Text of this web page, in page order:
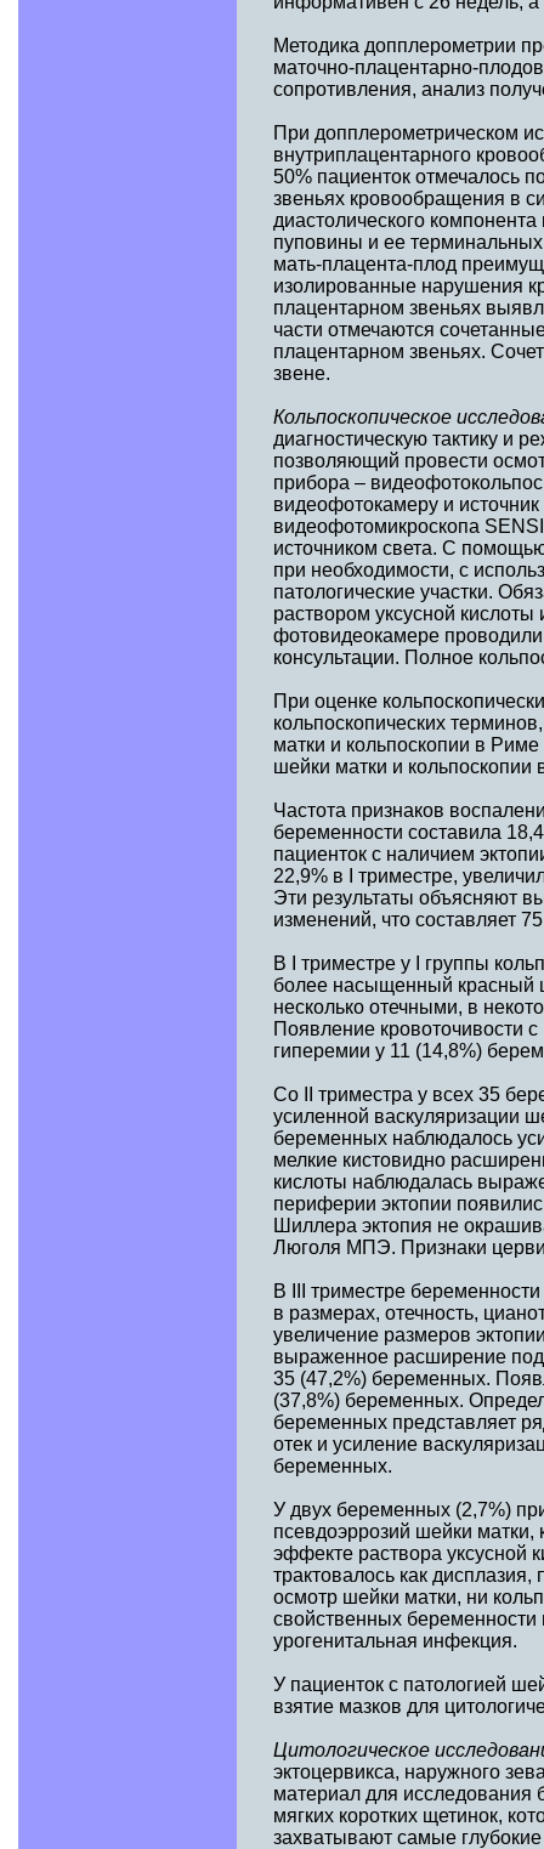
Методика допплерометрии
маточно-плацентарно-
сопротивления, анализ
При допплерометрическом
внутриплацентарного
50% пациенток отмечалось
звеньях кровообращения в
диастолического
пуповины и ее терминальных
мать-плацента-плод
изолированные нарушения
плацентарном звеньях
части отмечаются
плацентарном звеньях.
звене.
Кольпоскопическое
диагностическую тактику и
позволяющий провести
прибора –
видеофотокамеру и
видеофотомикроскопа
источником света. С
при необходимости, с
патологические участки.
раствором уксусной
фотовидеокамере
консультации. Полное
При оценке
кольпоскопических
матки и кольпоскопии в
шейки матки и кольпоскопии
Частота признаков
беременности составила
пациенток с наличием
22,9% в I триместре,
Эти результаты объясняют
изменений, что составляет
В I триместре у I группы
более насыщенный красный
несколько отечными, в
Появление кровоточивости
гиперемии у 11 (14,8%)
Со II триместра у всех 35
усиленной васкуляризации
беременных наблюдалось
мелкие кистовидно
кислоты наблюдалась
периферии эктопии
Шиллера эктопия не
Люголя МПЭ. Признаки
В III триместре
в размерах, отечность,
увеличение размеров
выраженное расширение
35 (47,2%) беременных.
(37,8%) беременных.
беременных представляет
отек и усиление
беременных.
У двух беременных (2,7%)
псевдоэррозий шейки
эффекте раствора уксусной
трактовалось как
осмотр шейки матки, ни
свойственных
урогенитальная инфекция.
У пациенток с патологией
взятие мазков для
Цитологическое
эктоцервикса, наружного
материал для исследования
мягких коротких щетинок,
захватывают самые